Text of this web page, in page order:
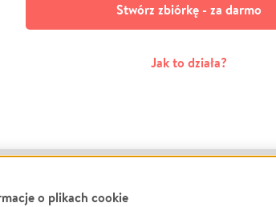
Stwórz zbiórkę - za darmo
Jak to działa?
o plikach cookie